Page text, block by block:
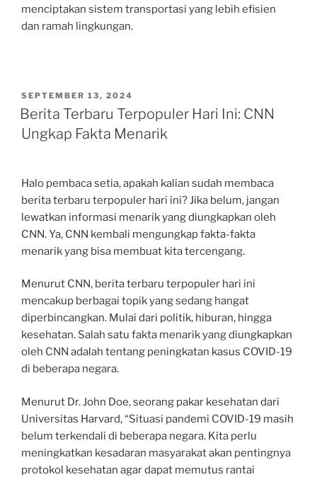
menciptakan sistem transportasi yang lebih efisien
dan ramah lingkungan.
POSTED
ON
SEPTEMBER 13, 2024
Berita Terbaru Terpopuler Hari Ini: CNN
Ungkap Fakta Menarik
Halo pembaca setia, apakah kalian sudah membaca
berita terbaru terpopuler hari ini? Jika belum, jangan
lewatkan informasi menarik yang diungkapkan oleh
CNN. Ya, CNN kembali mengungkap fakta-fakta
menarik yang bisa membuat kita tercengang.
Menurut CNN, berita terbaru terpopuler hari ini
mencakup berbagai topik yang sedang hangat
diperbincangkan. Mulai dari politik, hiburan, hingga
kesehatan. Salah satu fakta menarik yang diungkapkan
oleh CNN adalah tentang peningkatan kasus COVID-19
di beberapa negara.
Menurut Dr. John Doe, seorang pakar kesehatan dari
Universitas Harvard, “Situasi pandemi COVID-19 masih
belum terkendali di beberapa negara. Kita perlu
meningkatkan kesadaran masyarakat akan pentingnya
protokol kesehatan agar dapat memutus rantai